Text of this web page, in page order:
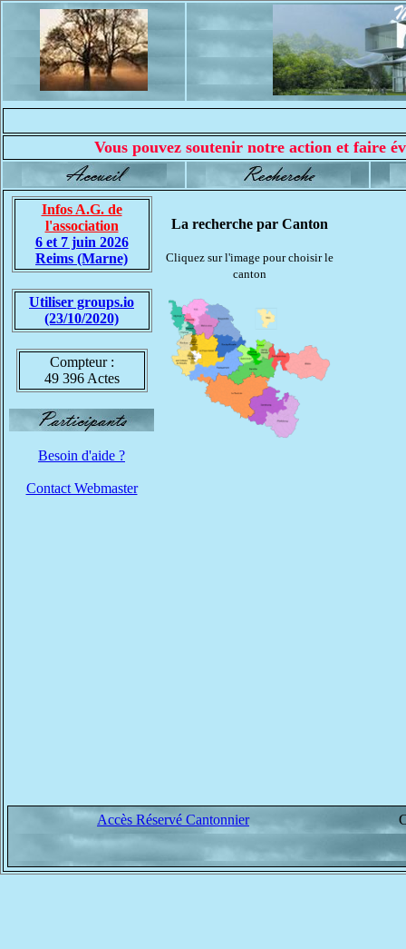
Vous pouvez soutenir notre action et faire
Infos A.G. de
l'association
6 et 7 juin 2026
Reims (Marne)
Utiliser groups.io
(23/10/2020)
Compteur :
49 396 Actes
Besoin d'aide ?
Contact Webmaster
La recherche par Canton
Cliquez sur l'image pour choisir le
canton
Accès Réservé Cantonnier